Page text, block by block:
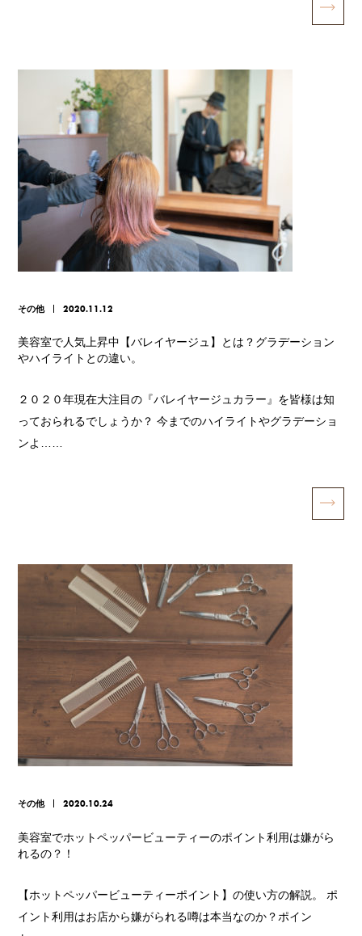
その他 2020.11.12
美容室で人気上昇中【バレイヤージュ】とは？グラデーション
やハイライトとの違い。
２０２０年現在大注目の『バレイヤージュカラー』を皆様は知
っておられるでしょうか？ 今までのハイライトやグラデーショ
ンよ……
その他 2020.10.24
美容室でホットペッパービューティーのポイント利用は嫌がら
れるの？！
【ホットペッパービューティーポイント】の使い方の解説。 ポ
イント利用はお店から嫌がられる噂は本当なのか？ポイン